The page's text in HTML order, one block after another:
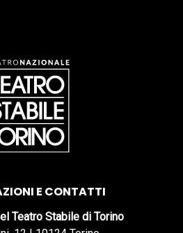
E CONTATTI
Teatro Stabile di Torino